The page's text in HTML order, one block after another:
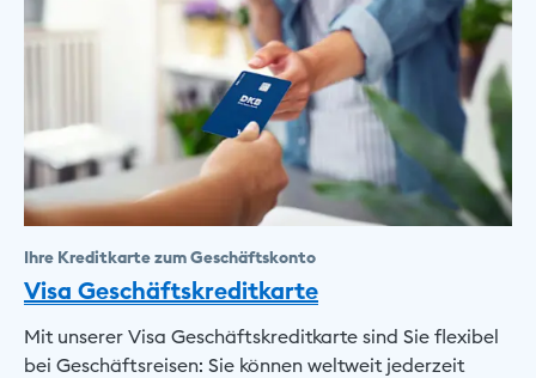
Ihre Kreditkarte zum Geschäftskonto
Visa Geschäftskreditkarte
Mit unserer Visa Geschäftskreditkarte sind Sie flexibel
bei Geschäftsreisen: Sie können weltweit jederzeit